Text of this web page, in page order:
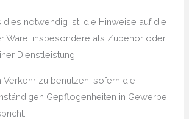
dies notwendig ist, die Hinweise auf die
Ware, insbesondere als Zubehör oder
Dienstleistung
Verkehr zu benutzen, sofern die
Gepflogenheiten in Gewerbe